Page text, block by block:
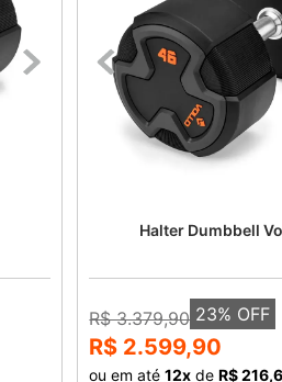
Halter Dumbbell
R$ 3.379,90 23% OFF
R$ 2.599,90
ou em até12x deR$